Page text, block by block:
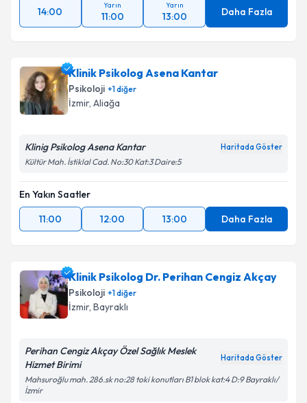
14:00
Yarın
11:00
Yarın
13:00 Daha Fazla
Klinik Psikolog Asena Kantar
Psikoloji +1diğer
İzmir, Aliağa
Klinig Psikolog Asena Kantar Haritada Göster
Kültür Mah. İstiklal Cad. No:30 Kat:3 Daire:5
En Yakın Saatler
11:00
12:00 13:00 Daha Fazla
Klinik Psikolog Dr. Perihan Cengiz Akçay
Psikoloji +1diğer
İzmir, Bayraklı
Perihan Cengiz Akçay Özel Sağlık Meslek
Hizmet Birimi
Haritada Göster
Mahsuroğlu mah. 286.sk no:28 toki konutları B1 blok kat:4 D:9 Bayraklı/
İzmir